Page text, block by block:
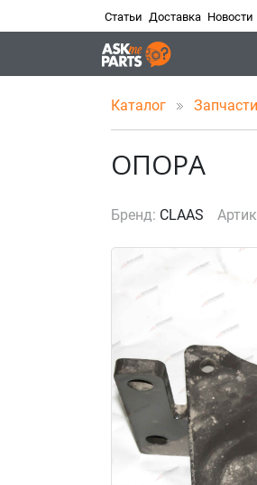
Статьи Доставка Новости
Каталог
ОПОРА
Бренд: CLAAS